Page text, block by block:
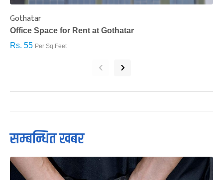
Gothatar
Office Space for Rent at Gothatar
Rs. 55 Per Sq.Feet
‹ ›
सम्बन्धित खबर